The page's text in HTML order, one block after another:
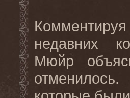
недавних
Мюйр